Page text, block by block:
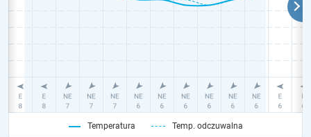
Temperatura Temp. odczuwalna